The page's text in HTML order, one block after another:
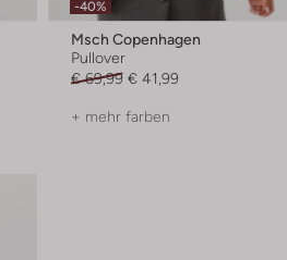
-40%
Msch Copenhagen
Pullover
€ 69,99 € 41,99
+ mehr farben